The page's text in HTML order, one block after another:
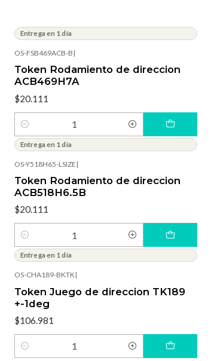
Entrega en 1 día
OS-FSB469ACB-B |
Token Rodamiento de direccion
ACB469H7A
$20.111
Cantidad
Entrega en 1 día
OS-Y518H65-LSIZE |
Token Rodamiento de direccion
ACB518H6.5B
$20.111
Cantidad
Entrega en 1 día
OS-CHA189-BKTK|
Token Juego de direccion TK189
+-1deg
$106.981
Cantidad